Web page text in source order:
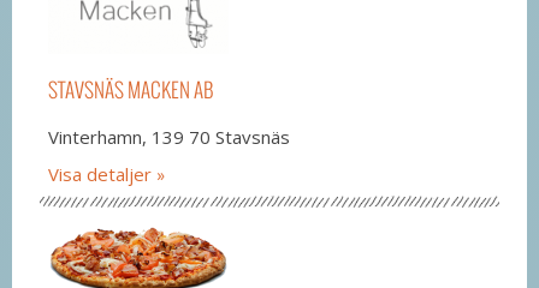
STAVSNÄS MACKEN AB
Vinterhamn, 139 70 Stavsnäs
Visa detaljer